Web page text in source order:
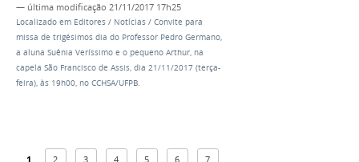
— última modificação 21/11/2017 17h25
Localizado em Editores / Notícias / Convite para
missa de trigésimos dia do Professor Pedro Germano,
a aluna Suênia Veríssimo e o pequeno Arthur, na
capela São Francisco de Assis, dia 21/11/2017 (terça-
feira), às 19h00, no CCHSA/UFPB.
1 2 3 4 5 6 7